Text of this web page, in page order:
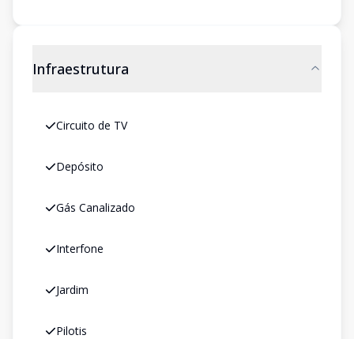
Infraestrutura
Circuito de TV
Depósito
Gás Canalizado
Interfone
Jardim
Pilotis